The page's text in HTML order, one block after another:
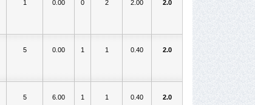
1 0.00 0 2 2.00 2.0
5 0.00 1 1 0.40 2.0
5 6.00 1 1 0.40 2.0